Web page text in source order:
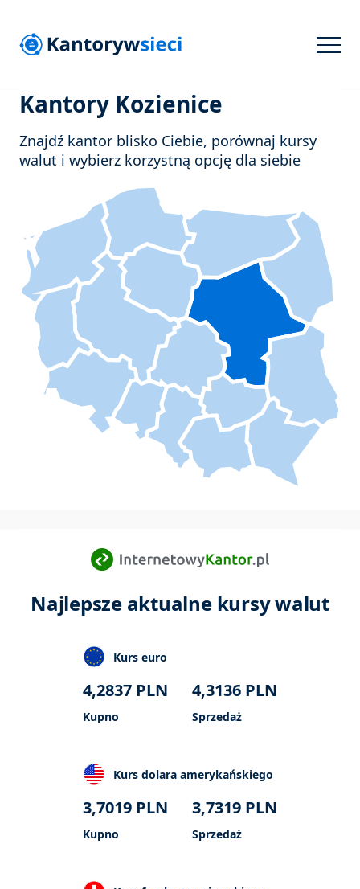
Kantory Kozienice
Znajdź kantor blisko Ciebie, porównaj kursy
walut i wybierz korzystną opcję dla siebie
Najlepsze aktualne kursy walut
Kurs euro
4,2837 PLN
Kupno
4,3136 PLN
Sprzedaż
Kurs dolara amerykańskiego
3,7019 PLN
Kupno
3,7319 PLN
Sprzedaż